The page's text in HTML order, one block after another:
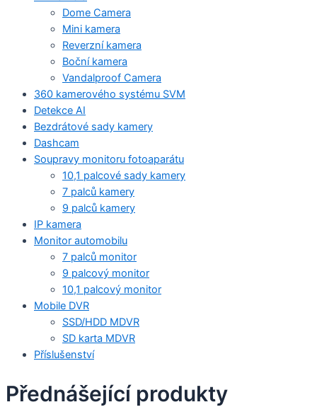
Dome Camera
Mini kamera
Reverzní kamera
Boční kamera
Vandalproof Camera
360 kamerového systému SVM
Detekce AI
Bezdrátové sady kamery
Dashcam
Soupravy monitoru fotoaparátu
10,1 palcové sady kamery
7 palců kamery
9 palců kamery
IP kamera
Monitor automobilu
7 palců monitor
9 palcový monitor
10,1 palcový monitor
Mobile DVR
SSD/HDD MDVR
SD karta MDVR
Příslušenství
Přednášející produkty